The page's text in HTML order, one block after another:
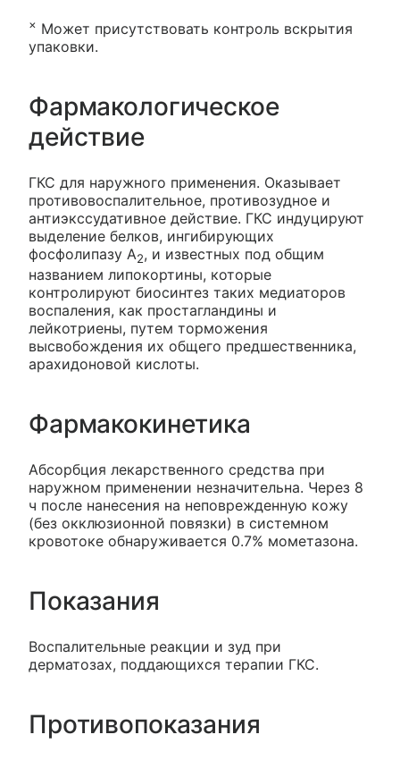
× Может присутствовать контроль вскрытия
упаковки.
Фармакологическое
действие
ГКС для наружного применения. Оказывает
противовоспалительное, противозудное и
антиэкссудативное действие. ГКС индуцируют
выделение белков, ингибирующих
фосфолипазу А2, и известных под общим
названием липокортины, которые
контролируют биосинтез таких медиаторов
воспаления, как простагландины и
лейкотриены, путем торможения
высвобождения их общего предшественника,
арахидоновой кислоты.
Фармакокинетика
Абсорбция лекарственного средства при
наружном применении незначительна. Через 8
ч после нанесения на неповрежденную кожу
(без окклюзионной повязки) в системном
кровотоке обнаруживается 0.7% мометазона.
Показания
Воспалительные реакции и зуд при
дерматозах, поддающихся терапии ГКС.
Противопоказания